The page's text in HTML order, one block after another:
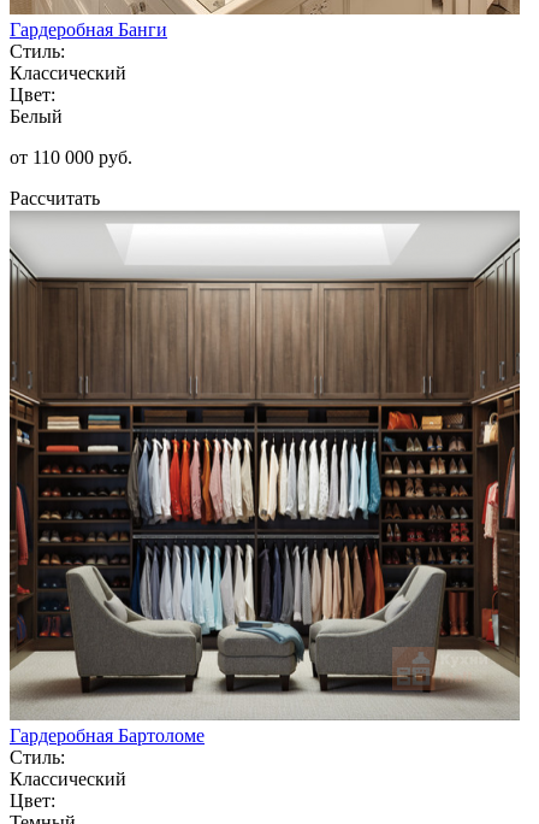
Гардеробная Банги
Стиль:
Классический
Цвет:
Белый
от 110 000 руб.
Рассчитать
Гардеробная Бартоломе
Стиль:
Классический
Цвет: